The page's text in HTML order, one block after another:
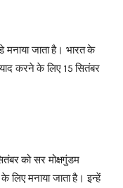
मनाया जाता है। भारत के
याद करने के लिए 15 सितंबर
को सर मोक्षगुंडम
लिए मनाया जाता है। इन्हें